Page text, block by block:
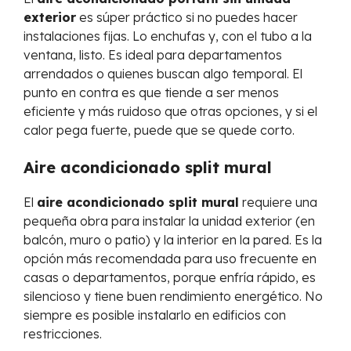
exterior es súper práctico si no puedes hacer
instalaciones fijas. Lo enchufas y, con el tubo a la
ventana, listo. Es ideal para departamentos
arrendados o quienes buscan algo temporal. El
punto en contra es que tiende a ser menos
eficiente y más ruidoso que otras opciones, y si el
calor pega fuerte, puede que se quede corto.
Aire acondicionado split mural
El aire acondicionado split mural requiere una
pequeña obra para instalar la unidad exterior (en
balcón, muro o patio) y la interior en la pared. Es la
opción más recomendada para uso frecuente en
casas o departamentos, porque enfría rápido, es
silencioso y tiene buen rendimiento energético. No
siempre es posible instalarlo en edificios con
restricciones.